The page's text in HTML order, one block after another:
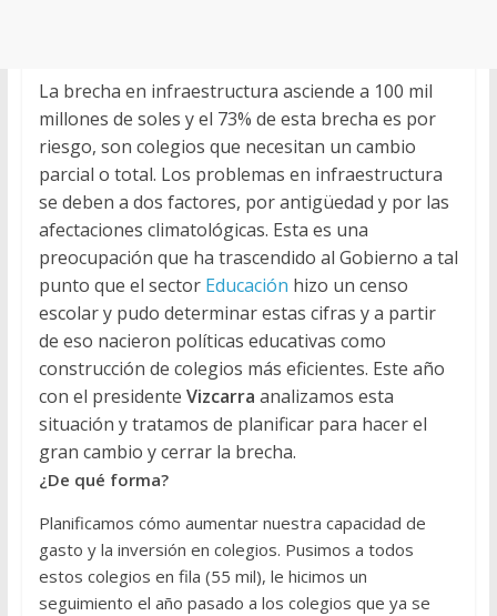
La brecha en infraestructura asciende a 100 mil
millones de soles y el 73% de esta brecha es por
riesgo, son colegios que necesitan un cambio
parcial o total. Los problemas en infraestructura
se deben a dos factores, por antigüedad y por las
afectaciones climatológicas. Esta es una
preocupación que ha trascendido al Gobierno a tal
punto que el sector Educación hizo un censo
escolar y pudo determinar estas cifras y a partir
de eso nacieron políticas educativas como
construcción de colegios más eficientes. Este año
con el presidente Vizcarra analizamos esta
situación y tratamos de planificar para hacer el
gran cambio y cerrar la brecha.
¿De qué forma?
Planificamos cómo aumentar nuestra capacidad de
gasto y la inversión en colegios. Pusimos a todos
estos colegios en fila (55 mil), le hicimos un
seguimiento el año pasado a los colegios que ya se